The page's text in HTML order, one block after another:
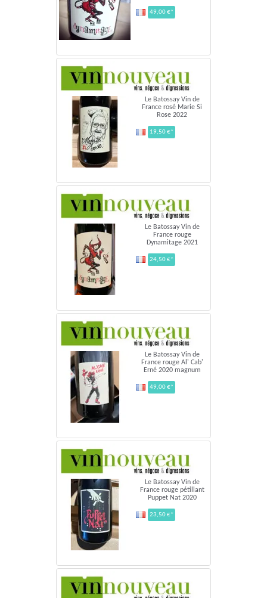
49,00 €*
Le Batossay Vin de
France rosé Marie Si
Rose 2022
19,50 €*
Le Batossay Vin de
France rouge
Dynamitage 2021
24,50 €*
Le Batossay Vin de
France rouge Al' Cab'
Erné 2020 magnum
49,00 €*
Le Batossay Vin de
France rouge pétillant
Puppet Nat 2020
23,50 €*